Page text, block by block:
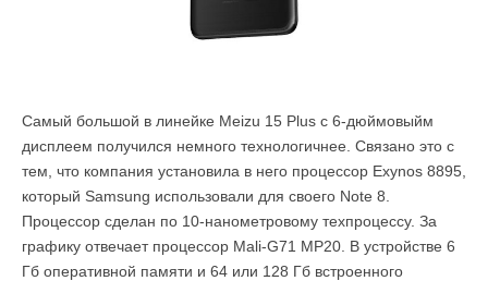
Самый большой в линейке Meizu 15 Plus с 6-дюймовыйм
дисплеем получился немного технологичнее. Связано это с
тем, что компания установила в него процессор Exynos 8895,
который Samsung использовали для своего Note 8.
Процессор сделан по 10-нанометровому техпроцессу. За
графику отвечает процессор Mali-G71 MP20. В устройстве 6
Гб оперативной памяти и 64 или 128 Гб встроенного